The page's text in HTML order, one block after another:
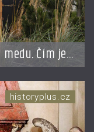
Čím je
historyplus.cz